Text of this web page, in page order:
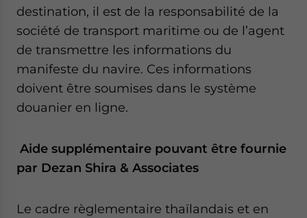
destination, il est de la responsabilité de la
société de transport maritime ou de l’agent
de transmettre les informations du
manifeste du navire. Ces informations
doivent être soumises dans le système
douanier en ligne.
Aide supplémentaire pouvant être fournie
par Dezan Shira & Associates
Le cadre règlementaire thaïlandais et en